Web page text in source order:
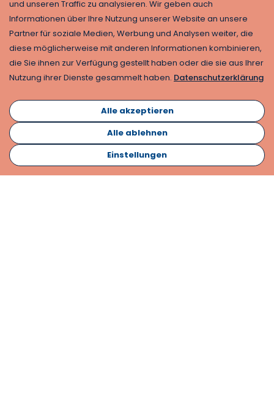
Balingen.
Abonnieren
und unseren Traffic zu analysieren. Wir geben auch
Informationen über Ihre Nutzung unserer Website an unsere
Partner für soziale Medien, Werbung und Analysen weiter, die
diese möglicherweise mit anderen Informationen kombinieren,
die Sie ihnen zur Verfügung gestellt haben oder die sie aus Ihrer
Nutzung ihrer Dienste gesammelt haben. Datenschutzerklärung
Alle akzeptieren
Alle ablehnen
Einstellungen